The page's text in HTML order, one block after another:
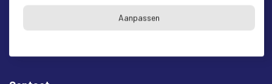
Aanpassen
RUD Zeeland
4337 EH Middelburg